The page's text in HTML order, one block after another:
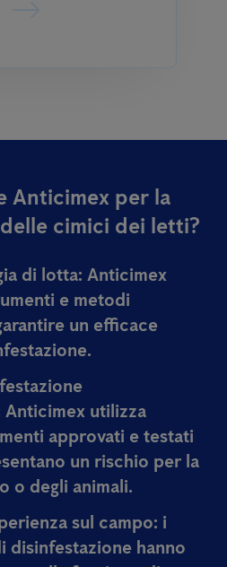
Anticimex per la
cimici dei letti?
di lotta: Anticimex
e metodi
un efficace
Anticimex utilizza
approvati e testati
un rischio per la
o degli animali.
sul campo: i
disinfestazione hanno